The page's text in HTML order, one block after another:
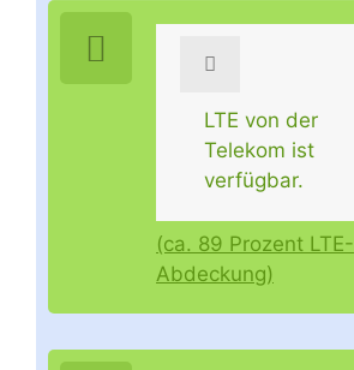
LTE von der
Telekom ist
verfügbar.
(ca. 89 Prozent LTE-
Abdeckung)